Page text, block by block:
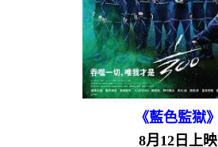
《藍色監獄》
8月12日上映